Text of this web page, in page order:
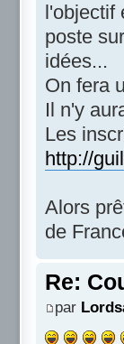
l'objectif
poste
idées...
On fera
Il n'y
Les
http://
Alors
de
Re:
par